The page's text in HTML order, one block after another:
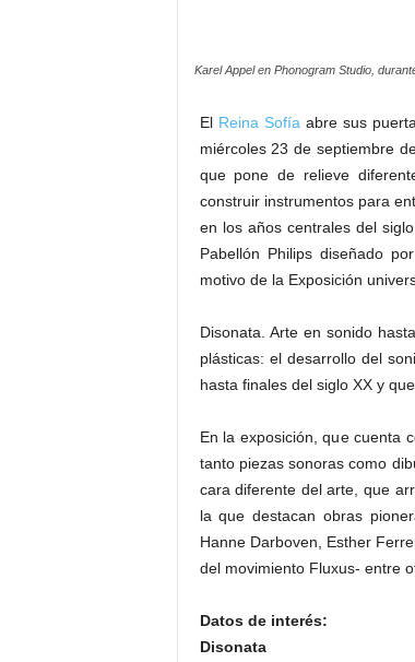
Karel Appel en Phonogram Studio,
El Reina Sofía abre sus
miércoles 23 de septiembre
que pone de relieve
construir instrumentos para
en los años centrales del
Pabellón Philips diseñado
motivo de la Exposición
Disonata. Arte en sonido
plásticas: el desarrollo del
hasta finales del siglo XX y
En la exposición, que cuenta
tanto piezas sonoras como
cara diferente del arte, que
la que destacan obras
Hanne Darboven, Esther
del movimiento Fluxus- entre
Datos de interés:
Disonata